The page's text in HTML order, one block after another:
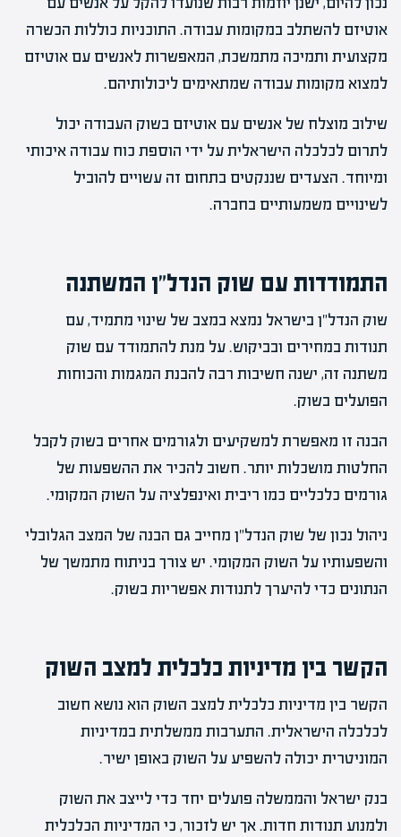
אוטיזם להשתלב במקומות עבודה. התוכניות כוללות הכשרה
מקצועית ותמיכה מתמשכת, המאפשרות לאנשים עם אוטיזם
למצוא מקומות עבודה שמתאימים ליכולותיהם.
שילוב מוצלח של אנשים עם אוטיזם בשוק העבודה יכול
לתרום לכלכלה הישראלית על ידי הוספת כוח עבודה איכותי
ומיוחד. הצעדים שננקטים בתחום זה עשויים להוביל
לשינויים משמעותיים בחברה.
התמודדות עם שוק הנדל"ן המשתנה
שוק הנדל"ן בישראל נמצא במצב של שינוי מתמיד, עם
תנודות במחירים ובביקוש. על מנת להתמודד עם שוק
משתנה זה, ישנה חשיבות רבה להבנת המגמות והכוחות
הפועלים בשוק.
הבנה זו מאפשרת למשקיעים ולגורמים אחרים בשוק לקבל
החלטות מושכלות יותר. חשוב להכיר את ההשפעות של
גורמים כלכליים כמו ריבית ואינפלציה על השוק המקומי.
ניהול נכון של שוק הנדל"ן מחייב גם הבנה של המצב הגלובלי
והשפעותיו על השוק המקומי. יש צורך בניתוח מתמשך של
הנתונים כדי להיערך לתנודות אפשריות בשוק.
הקשר בין מדיניות כלכלית למצב השוק
הקשר בין מדיניות כלכלית למצב השוק הוא נושא חשוב
לכלכלה הישראלית. התערבות ממשלתית במדיניות
המוניטרית יכולה להשפיע על השוק באופן ישיר.
בנק ישראל והממשלה פועלים יחד כדי לייצב את השוק
ולמנוע תנודות חדות. אך יש לזכור, כי המדיניות הכלכלית